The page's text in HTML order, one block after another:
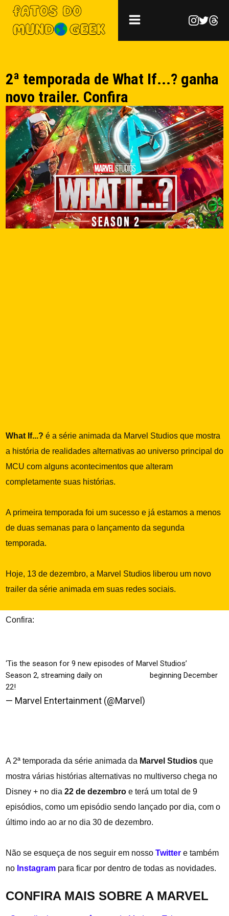
2ª temporada de What If...? ganha
novo trailer. Confira
What If...? é a série animada da Marvel Studios que mostra
a história de realidades alternativas ao universo principal do
MCU com alguns acontecimentos que alteram
completamente suas histórias.
A primeira temporada foi um sucesso e já estamos a menos
de duas semanas para o lançamento da segunda
temporada.
Hoje, 13 de dezembro, a Marvel Studios liberou um novo
trailer da série animada em suas redes sociais.
Confira:
‘Tis the season for 9 new episodes of Marvel Studios’
Season 2, streaming daily on
beginning December
22!
— Marvel Entertainment (@Marvel)
A 2ª temporada da série animada da Marvel Studios que
mostra várias histórias alternativas no multiverso chega no
Disney + no dia22 de dezembro e terá um total de 9
episódios, como um episódio sendo lançado por dia, com o
último indo ao ar no dia 30 de dezembro.
Não se esqueça de nos seguir em nossoTwitter e também
no Instagram para ficar por dentro de todas as novidades.
CONFIRA MAIS SOBRE A MARVEL